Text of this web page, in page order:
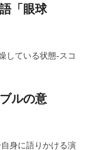
「眼球
している状態-スコ
ルの意
身に語りかける演